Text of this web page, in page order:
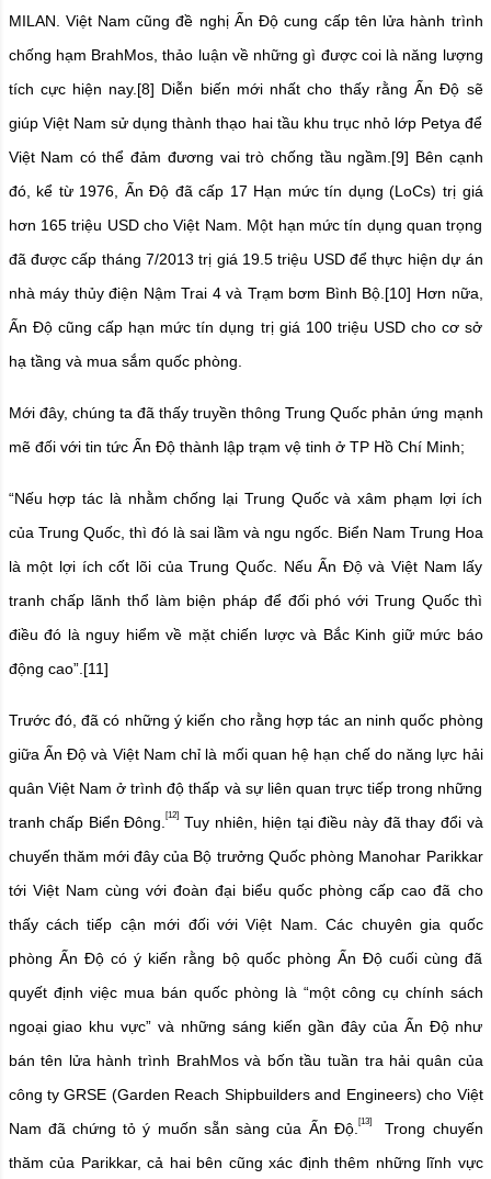
MILAN. Việt Nam cũng đề nghị Ấn Độ cung cấp tên lửa hành trình
chống hạm BrahMos, thảo luận về những gì được coi là năng lượng
tích cực hiện nay. [8] Diễn biến mới nhất cho thấy rằng Ấn Độ sẽ
giúp Việt Nam sử dụng thành thạo hai tầu khu trục nhỏ lớp Petya để
Việt Nam có thể đảm đương vai trò chống tầu ngầm. [9] Bên cạnh
đó, kể từ 1976, Ấn Độ đã cấp 17 Hạn mức tín dụng (LoCs) trị giá
hơn 165 triệu USD cho Việt Nam. Một hạn mức tín dụng quan trọng
đã được cấp tháng 7/2013 trị giá 19.5 triệu USD để thực hiện dự án
nhà máy thủy điện Nậm Trai 4 và Trạm bơm Bình Bộ. [10] Hơn nữa,
Ấn Độ cũng cấp hạn mức tín dụng trị giá 100 triệu USD cho cơ sở
hạ tầng và mua sắm quốc phòng.
Mới đây, chúng ta đã thấy truyền thông Trung Quốc phản ứng mạnh
mẽ đối với tin tức Ấn Độ thành lập trạm vệ tinh ở TP Hồ Chí Minh;
“Nếu hợp tác là nhằm chống lại Trung Quốc và xâm phạm lợi ích
của Trung Quốc, thì đó là sai lầm và ngu ngốc. Biển Nam Trung Hoa
là một lợi ích cốt lõi của Trung Quốc. Nếu Ấn Độ và Việt Nam lấy
tranh chấp lãnh thổ làm biện pháp để đối phó với Trung Quốc thì
điều đó là nguy hiểm về mặt chiến lược và Bắc Kinh giữ mức báo
động cao”. [11]
Trước đó, đã có những ý kiến cho rằng hợp tác an ninh quốc phòng
giữa Ấn Độ và Việt Nam chỉ là mối quan hệ hạn chế do năng lực hải
quân Việt Nam ở trình độ thấp và sự liên quan trực tiếp trong những
tranh chấp Biển Đông.[12] Tuy nhiên, hiện tại điều này đã thay đổi và
chuyến thăm mới đây của Bộ trưởng Quốc phòng Manohar Parikkar
tới Việt Nam cùng với đoàn đại biểu quốc phòng cấp cao đã cho
thấy cách tiếp cận mới đối với Việt Nam. Các chuyên gia quốc
phòng Ấn Độ có ý kiến rằng bộ quốc phòng Ấn Độ cuối cùng đã
quyết định việc mua bán quốc phòng là “một công cụ chính sách
ngoại giao khu vực” và những sáng kiến gần đây của Ấn Độ như
bán tên lửa hành trình BrahMos và bốn tầu tuần tra hải quân của
công ty GRSE (Garden Reach Shipbuilders and Engineers) cho Việt
Nam đã chứng tỏ ý muốn sẵn sàng của Ấn Độ. [13]Trong chuyến
thăm của Parikkar, cả hai bên cũng xác định thêm những lĩnh vực